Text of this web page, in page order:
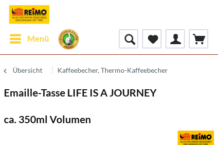
Menü
Übersicht Kaffeebecher, Thermo-Kaffeebecher
Emaille-Tasse LIFE IS A JOURNEY
ca. 350ml Volumen